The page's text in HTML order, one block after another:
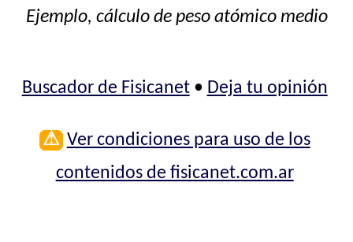
Ejemplo, cálculo de peso atómico medio
Buscador de Fisicanet• Deja tu opinión
⚠ Ver condiciones para uso de los
contenidos de fisicanet.com.ar